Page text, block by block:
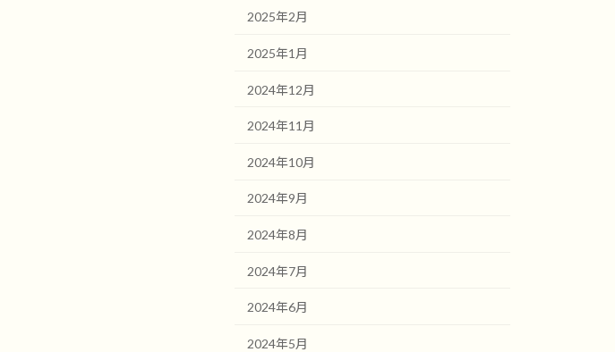
2025年2月
2025年1月
2024年12月
2024年11月
2024年10月
2024年9月
2024年8月
2024年7月
2024年6月
2024年5月